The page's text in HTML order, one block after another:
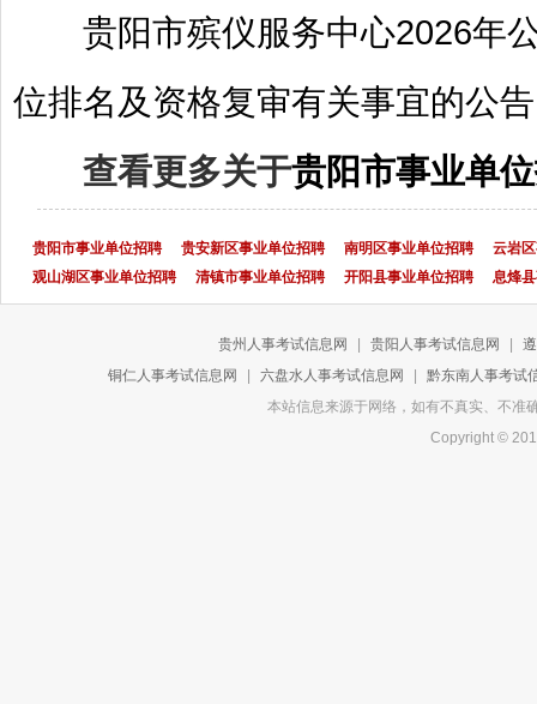
贵阳市殡仪服务中心2026年
位排名及资格复审有关事宜的公告
查看更多关于贵阳市事业单
贵阳市事业单位招聘 贵安新区事业单位招聘 南明区事业单位招聘
云岩
观山湖区事业单位招聘
清镇市事业单位招聘 开阳县事业单位招聘 息烽
贵州人事考试信息网 贵阳人事考试信息网
铜仁人事考试信息网
六盘水人事考试信息网
黔东南人事考试
本站信息来源于网络，如有不真实、不
Copyright ©